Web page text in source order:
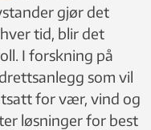
gjør det
tid, blir det
I forskning på
som vil
for vær, vind og
løsninger for best